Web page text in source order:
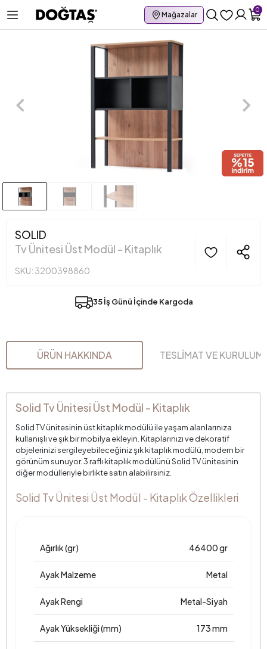
Mağazalar
0
SOLID
Tv Ünitesi Üst Modül - Kitaplık
SKU: 3200398860
35 İş Günü İçinde Kargoda
ÜRÜN HAKKINDA TESLİMAT VE KURULUM
Solid Tv Ünitesi Üst Modül - Kitaplık
Solid TV ünitesinin üst kitaplık modülü ile yaşam alanlarınıza
kullanışlı ve şık bir mobilya ekleyin. Kitaplarınızı ve dekoratif
objelerinizi sergileyebileceğiniz şık kitaplık modülü, modern bir
görünüm sunuyor. 3 raflı kitaplık modülünü Solid TV ünitesinin
diğer modülleriyle birlikte satın alabilirsiniz.
Solid Tv Ünitesi Üst Modül - Kitaplık Özellikleri
Ağırlık (gr) 46400 gr
Ayak Malzeme Metal
Ayak Rengi Metal-Siyah
Ayak Yüksekliği (mm) 173 mm